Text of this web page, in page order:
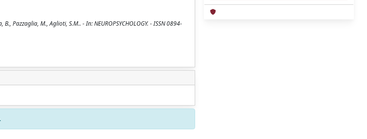
M., Aglioti, S.M.. - In: NEUROPSYCHOLOGY. - ISSN 0894-